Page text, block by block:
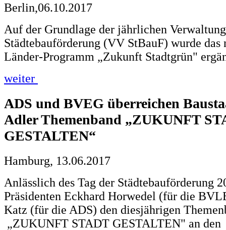
Berlin,06.10.2017
Auf der Grundlage der jährlichen
Städtebauförderung (VV StBauF) wurde das
Länder-Programm „Zukunft Stadtgrün"
weiter
ADS und BVEG überreichen
Adler Themenband „ZUKUNFT
GESTALTEN“
Hamburg, 13.06.2017
Anlässlich des Tag der Städtebauförderung
Präsidenten Eckhard Horwedel (für die
Katz (für die ADS) den diesjährigen
„ZUKUNFT STADT GESTALTEN" an den